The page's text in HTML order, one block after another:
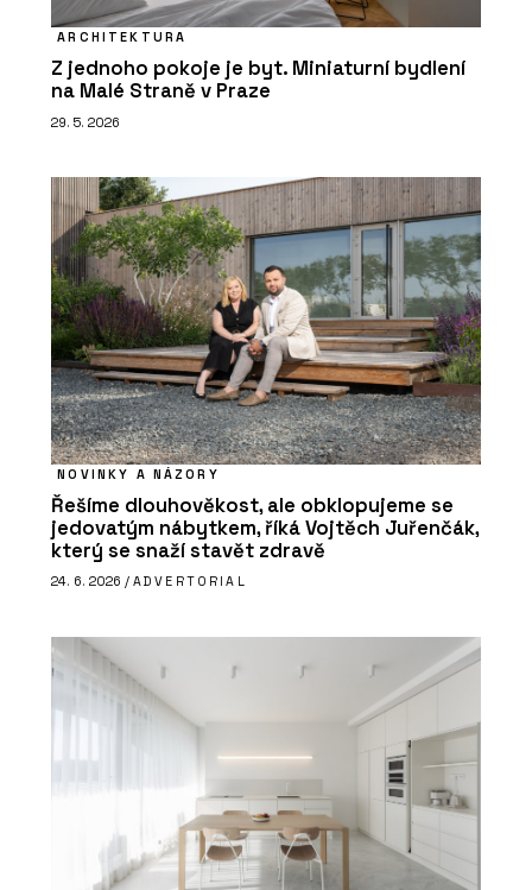
ARCHITEKTURA
Z jednoho pokoje je byt. Miniaturní bydlení
na Malé Straně v Praze
29. 5. 2026
NOVINKY A NÁZORY
Řešíme dlouhověkost, ale obklopujeme se
jedovatým nábytkem, říká Vojtěch Juřenčák,
který se snaží stavět zdravě
24. 6. 2026 / ADVERTORIAL